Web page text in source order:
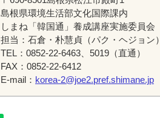
島根県環境生活部文化国際課内
しまね「韓国通」養成講座実施委員会
担当：石倉・朴慧貞（パク・ヘジョン）
TEL：0852-22-6463、5019（直通）
FAX：0852-22-6412
E-mail： korea-2@joe2.pref.shimane.jp